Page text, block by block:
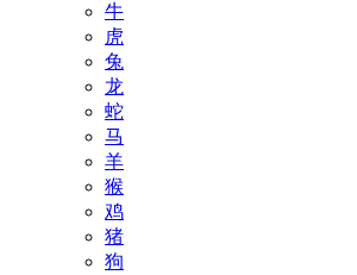
牛
虎
兔
龙
蛇
马
羊
猴
鸡
猪
狗